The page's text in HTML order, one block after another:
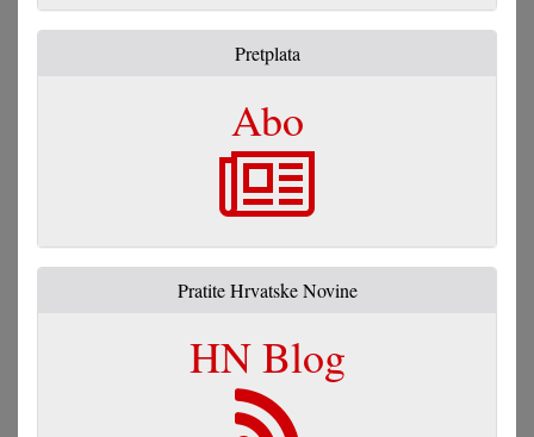
Pretplata
Abo
Pratite Hrvatske Novine
HN Blog